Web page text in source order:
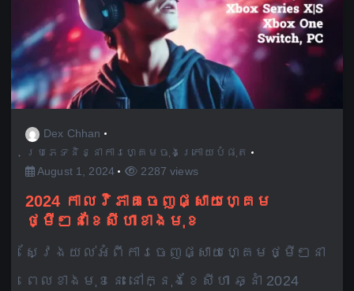
Dex Chhan
ប្រភេទនិន្នាការហ្គេមចុងក្រោយបំផុត
August 1, 2024
2287 views
2024 កាលវិភាគចេញផ្សាយហ្គេម
ថ្មីៗនាខែសីហាខាងមុខ
ស្វែងយល់អំពីការចេញផ្សាយហ្គេមថ្មីៗនា
ពេលខាងមុខនេះ នៅក្នុងខែសីហា ឆ្នាំ 2024